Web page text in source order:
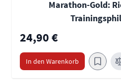
Marathon-Gold:
24,90 €
In den Warenkorb